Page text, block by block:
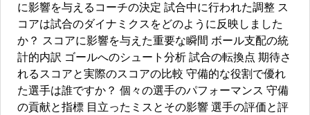
に影響を与えるコーチの決定 試合中に行われた調整 ス
コアは試合のダイナミクスをどのように反映しました
か？ スコアに影響を与えた重要な瞬間 ボール支配の統
計的内訳 ゴールへのシュート分析 試合の転換点 期待さ
れるスコアと実際のスコアの比較 守備的な役割で優れ
た選手は誰ですか？ 個々の選手のパフォーマンス 守備
の貢献と指標 目立ったミスとその影響 選手の評価と評